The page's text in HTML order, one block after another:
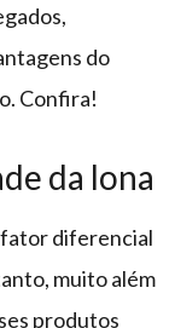
do
Confira!
da lona
fator diferencial
muito além
produtos